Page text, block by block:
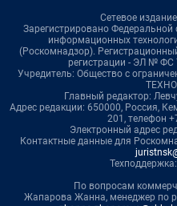
Сетевое
Зарегистрировано Федеральной
информационных
(Роскомнадзор).
регистрации - ЭЛ № ФС
Учредитель: Общество с
Главный редактор:
Адрес редакции: 650000, Россия,
201, телефон
Электронный адрес
Контактные данные для
Техподдержка:
По вопросам
Жапарова Жанна, менеджер по